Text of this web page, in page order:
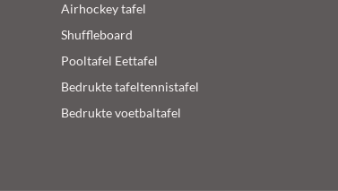
Airhockey tafel
Shuffleboard
Pooltafel Eettafel
Bedrukte tafeltennistafel
Bedrukte voetbaltafel